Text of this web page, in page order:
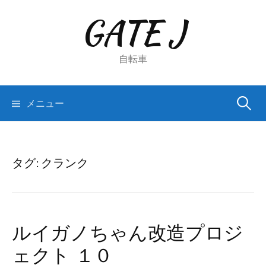
キ
GATE J
自転車
メニュー 検
タグ: クランク
ルイガノちゃん改造プロジ
ェクト １０